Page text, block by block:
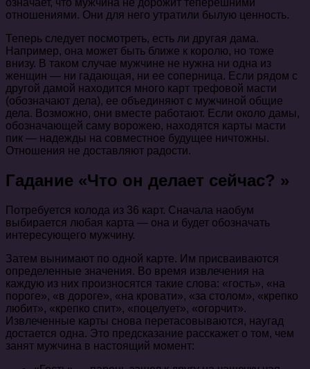
означает, что мужчина не дорожит теперешними
отношениями. Они для него утратили былую ценность.
Теперь следует посмотреть, есть ли другая дама.
Например, она может быть ближе к королю, но тоже
внизу. В таком случае мужчине не нужна ни одна из
женщин — ни гадающая, ни ее соперница. Если рядом с
другой дамой находится много карт трефовой масти
(обозначают дела), ее объединяют с мужчиной общие
дела. Возможно, они вместе работают. Если около дамы,
обозначающей саму ворожею, находятся карты масти
пик — надежды на совместное будущее ничтожны.
Отношения не доставляют радости.
Гадание «Что он делает сейчас? »
Потребуется колода из 36 карт. Сначала наобум
выбирается любая карта — она и будет обозначать
интересующего мужчину.
Затем вынимают по одной карте. Им присваиваются
определенные значения. Во время извлечения на
каждую из них произносятся такие слова: «гость», «на
пороге», «в дороге», «на кровати», «за столом», «крепко
любит», «крепко спит», «поцелует», «огорчит».
Извлеченные карты снова перетасовываются, наугад
достается одна. Это предсказание расскажет о том, чем
занят мужчина в настоящий момент: